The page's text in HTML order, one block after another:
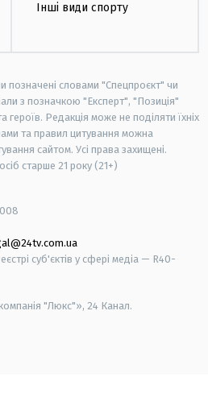
Інші види спорту
позначені словами "Спецпроєкт" чи
з позначкою "Експерт", "Позиція"
героїв. Редакція може не поділяти їхніх
та правил цитування можна
сайтом. Усі права захищені.
старше 21 року (21+)
суб'єктів у сфері медіа — R40-
"Люкс"», 24 Канал.